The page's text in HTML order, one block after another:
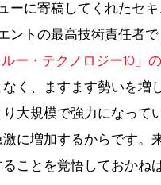
ーに寄稿してくれたセ
ントの最高技術責任者で
ルー・テクノロジー10」
く、ますます勢いを増
り大規模で強力になっ
に増加するからです。
ことを覚悟しておかね